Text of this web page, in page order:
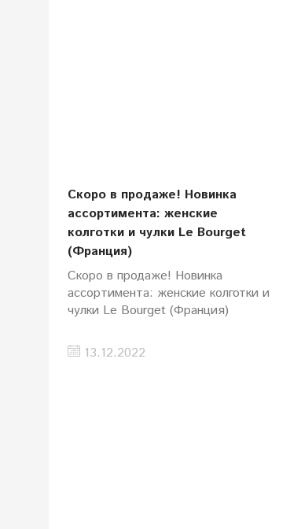
Скоро в продаже! Новинка
ассортимента: женские
колготки и чулки Le Bourget
(Франция)
Скоро в продаже! Новинка
ассортимента: женские колготки и
чулки Le Bourget (Франция)
13.12.2022